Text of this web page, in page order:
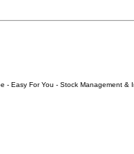
- Easy For You - Stock Management